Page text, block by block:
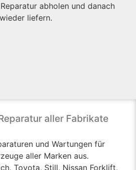
abholen und danach
wieder liefern.
aller Fabrikate
und Wartungen für
aller Marken aus.
Toyota, Still, Nissan Forklift,